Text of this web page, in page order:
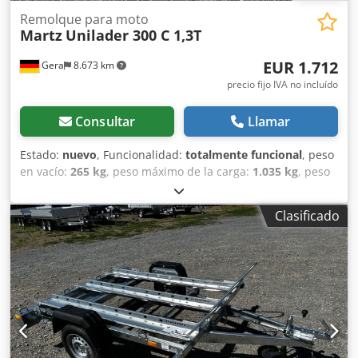
Gera 8.673 km
Remolque para moto
Martz Unilader 300 C 1,3T
EUR 1.712
precio fijo IVA no incluído
Consultar Llamar
Estado: nuevo, Funcionalidad: totalmente funcional, peso
en vacío: 265 kg, peso máximo de la carga: 1.035 kg, peso
, configuración de ejes:
espacio de carga:2.950 mm, anchura del espacio de
carga:1.630 mm, Año de fabricación:2026, MARTZ
Unilader 300 C 1,3T VEHÍCULO NUEVO Dimensiones
interiores: 295 cm x 263 cm Peso total: 1300 kg Carga útil:
1035 kg Remolque bajo de un solo eje con freno Eje KNOTT
de 1300 kg con freno de inercia, sistema automático de
marcha atrás y freno de mano Chasis de acero atornillado
y galvanizado Timonera plegable Con asistencia hidráulica
Suelo de madera contrachapada tipo antideslizante de 15
Clasificado